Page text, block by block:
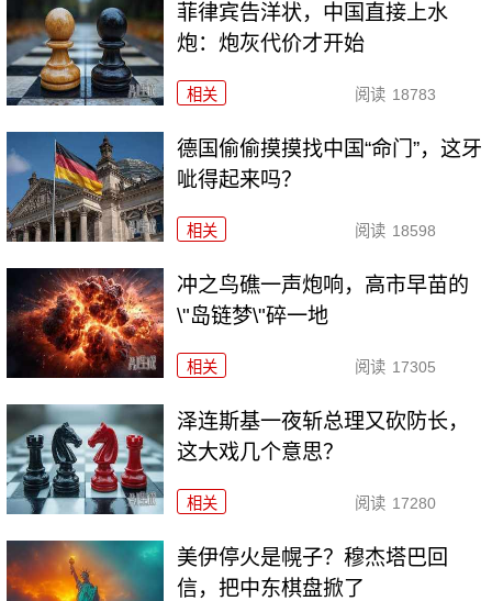
菲律宾告洋状，中国直接上水
炮：炮灰代价才开始
相关 阅读 18783
德国偷偷摸摸找中国“命门”，这牙
呲得起来吗？
相关 阅读 18598
冲之鸟礁一声炮响，高市早苗的
\"岛链梦\"碎一地
相关 阅读 17305
泽连斯基一夜斩总理又砍防长，
这大戏几个意思？
相关 阅读 17280
美伊停火是幌子？穆杰塔巴回
信，把中东棋盘掀了